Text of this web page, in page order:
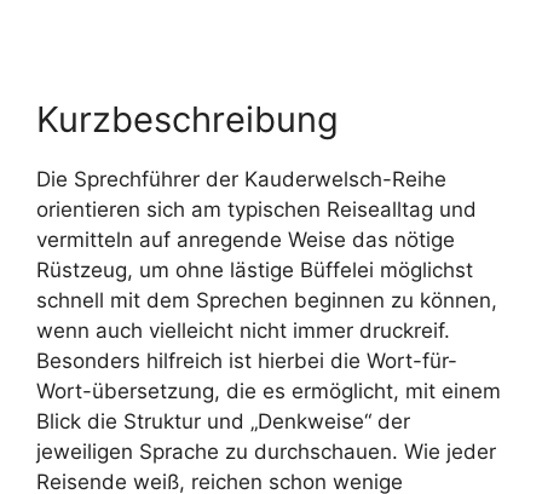
Kurzbeschreibung
Die Sprechführer der Kauderwelsch-Reihe
orientieren sich am typischen Reisealltag und
vermitteln auf anregende Weise das nötige
Rüstzeug, um ohne lästige Büffelei möglichst
schnell mit dem Sprechen beginnen zu können,
wenn auch vielleicht nicht immer druckreif.
Besonders hilfreich ist hierbei die Wort-für-
Wort-übersetzung, die es ermöglicht, mit einem
Blick die Struktur und „Denkweise“ der
jeweiligen Sprache zu durchschauen. Wie jeder
Reisende weiß, reichen schon wenige